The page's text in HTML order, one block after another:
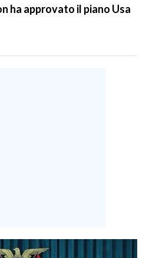
ha approvato il piano Usa